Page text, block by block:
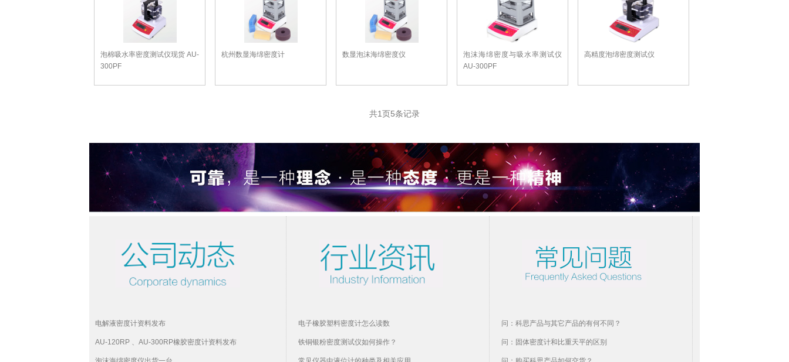
泡棉吸水率密度测试仪现货 AU-
300PF
杭州数显海绵密度计 数显泡沫海绵密度仪
泡沫海绵密度与吸水率测试仪
AU-300PF
高精度泡绵密度测试仪
共1页5条记录
电解液密度计资料发布
AU-120RP 、AU-300RP橡胶密度计资料发布
电子橡胶塑料密度计怎么读数
铁铜银粉密度测试仪如何操作？
问：科思产品与其它产品的有何不同？
问：固体密度计和比重天平的区别